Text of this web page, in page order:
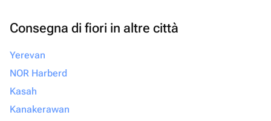
Consegna di fiori in altre città
Yerevan
NOR Harberd
Kasah
Kanakerawan